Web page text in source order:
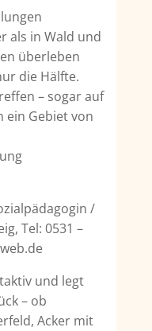
als in Wald und
überleben
die Hälfte.
– sogar auf
ein Gebiet von
/
Tel: 0531 –
und legt
– ob
Acker mit